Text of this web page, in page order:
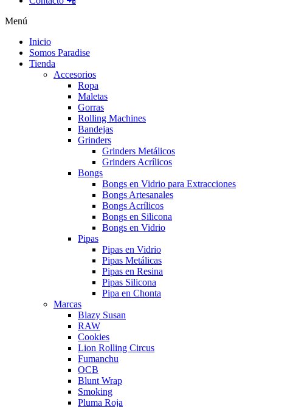
Menú
Inicio
Somos Paradise
Tienda
Accesorios
Ropa
Maletas
Gorras
Rolling Machines
Bandejas
Grinders
Grinders Metálicos
Grinders Acrílicos
Bongs
Bongs en Vidrio para Extracciones
Bongs Artesanales
Bongs Acrílicos
Bongs en Silicona
Bongs en Vidrio
Pipas
Pipas en Vidrio
Pipas Metálicas
Pipas en Resina
Pipas Silicona
Pipa en Chonta
Marcas
Blazy Susan
RAW
Cookies
Lion Rolling Circus
Fumanchu
OCB
Blunt Wrap
Smoking
Pluma Roja